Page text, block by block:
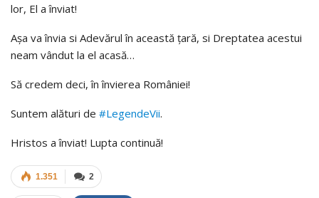
lor, El a înviat!
Așa va învia si Adevărul în această țară, si Dreptatea acestui
neam vândut la el acasă…
Să credem deci, în învierea României!
Suntem alături de #LegendeVii.
Hristos a înviat! Lupta continuă!
2
1.351